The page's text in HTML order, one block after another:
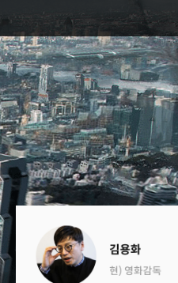
추
현업 실
이번 클래스